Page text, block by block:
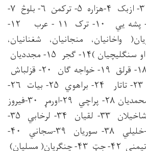
۱- پښتون ۲- تاجیک ۳- ازبک ۴-هزاره ۵- ترکمن ۶- بلوڅ ۷-
ایماق ۸- نورستاني ۹- پشه یي ۱۰- ترک ۱۱ - عرب ۱۲-
پامیریان( واخانیان، منجانیان، شغنانیان،
اشکاشمیان، زیباکیان او سنګلیچیان )۱۴- ګجر ۱۵- مجددیان
۱۶- قرغیز ۱۷- کرد ۱۸- قرلق ۱۹- خواجه ګان ۲۰- قزلباش
۲۱- قزاق ۲۲- یفتلي ۲۳- تاتار ۲۴- براهوي ۲۵- بیات ۲۶-
جمشیدي ۲۷- شیخ محمدیان ۲۸- پراچي ۲۹-اورمړ ۳۰-فیروز
کوهي ۳۱-مغل ۳۲-شاخیلان ۳۳- لقیان ۳۴- لرخابي ۳۵-
تیموري ۳۶-ګوَر ۳۷-خلیلي ۳۸- سوریان ۳۹-سجاني ۴۰-
فرمولیان ۴۱- سمیني تیمني ۴۲- جټ ۴۳- چنګړیان( مسلیان)